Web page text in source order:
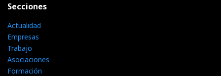
Secciones
Actualidad
Empresas
Trabajo
Asociaciones
Formación